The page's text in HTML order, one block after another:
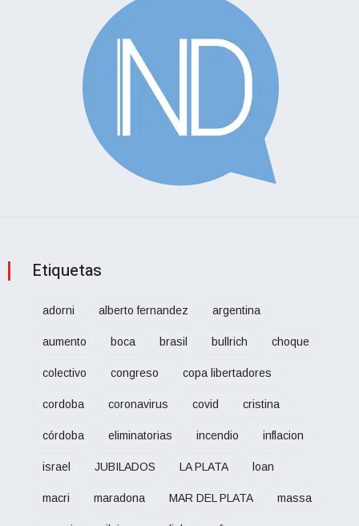
Etiquetas
adorni alberto fernandez argentina
aumento boca brasil bullrich choque
colectivo congreso copa libertadores
cordoba coronavirus covid cristina
córdoba eliminatorias incendio inflacion
israel JUBILADOS LA PLATA loan
macri maradona MAR DEL PLATA massa